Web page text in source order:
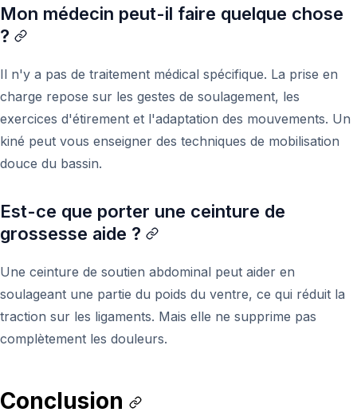
Mon médecin peut-il faire quelque chose
?
Il n'y a pas de traitement médical spécifique. La prise en
charge repose sur les gestes de soulagement, les
exercices d'étirement et l'adaptation des mouvements. Un
kiné peut vous enseigner des techniques de mobilisation
douce du bassin.
Est-ce que porter une ceinture de
grossesse aide ?
Une ceinture de soutien abdominal peut aider en
soulageant une partie du poids du ventre, ce qui réduit la
traction sur les ligaments. Mais elle ne supprime pas
complètement les douleurs.
Conclusion